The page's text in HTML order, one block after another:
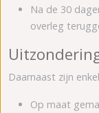
Na de 30
overleg
Daarnaast zijn
Op maat